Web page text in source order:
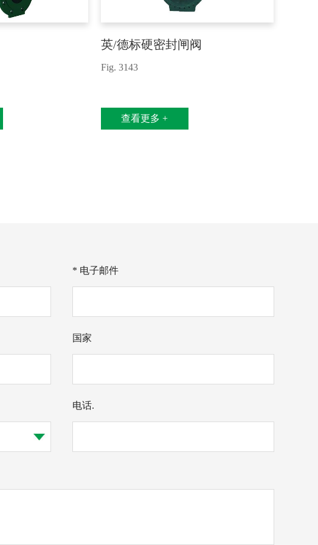
英/德标硬密封闸阀
Fig. 3143
查看更多 +
* 电子邮件
国家
电话.